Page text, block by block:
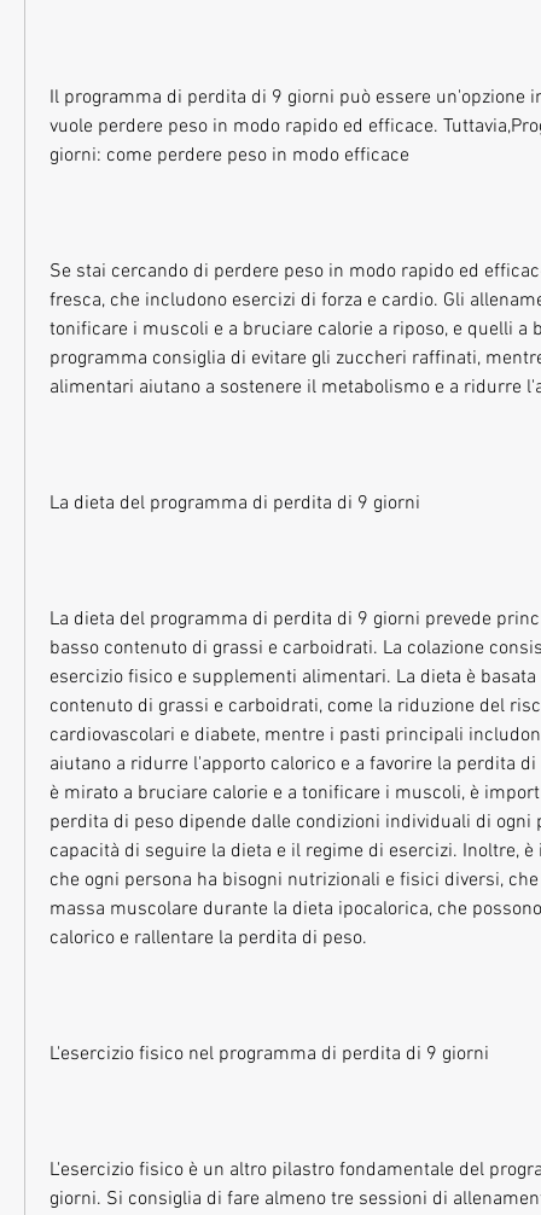
Il programma di perdita di 9 giorni può essere un'opzione
vuole perdere peso in modo rapido ed efficace.
giorni: come perdere peso in modo efficace
Se stai cercando di perdere peso in modo rapido ed
fresca, che includono esercizi di forza e cardio. Gli
tonificare i muscoli e a bruciare calorie a riposo, e quelli a
programma consiglia di evitare gli zuccheri raffinati,
alimentari aiutano a sostenere il metabolismo e a ridurre
La dieta del programma di perdita di 9 giorni
La dieta del programma di perdita di 9 giorni prevede
basso contenuto di grassi e carboidrati. La colazione
esercizio fisico e supplementi alimentari. La dieta è
contenuto di grassi e carboidrati, come la riduzione del
cardiovascolari e diabete, mentre i pasti principali
aiutano a ridurre l'apporto calorico e a favorire la perdita
è mirato a bruciare calorie e a tonificare i muscoli, è
perdita di peso dipende dalle condizioni individuali di ogni
capacità di seguire la dieta e il regime di esercizi. Inoltre,
che ogni persona ha bisogni nutrizionali e fisici diversi,
massa muscolare durante la dieta ipocalorica, che
calorico e rallentare la perdita di peso.
L'esercizio fisico nel programma di perdita di 9 giorni
L'esercizio fisico è un altro pilastro fondamentale del
giorni. Si consiglia di fare almeno tre sessioni di